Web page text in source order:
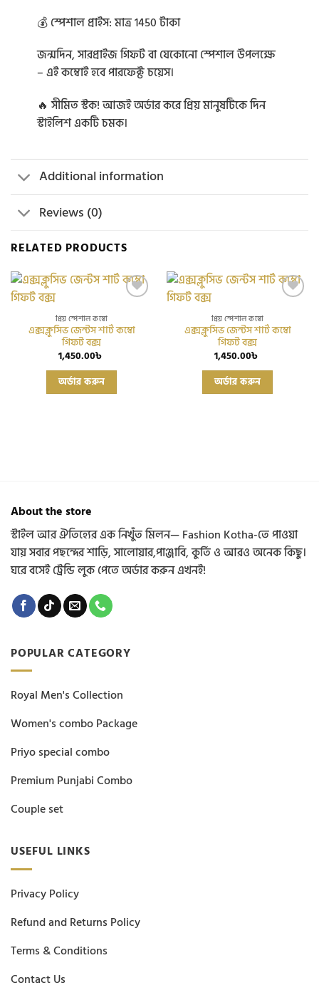
💰 স্পেশাল প্রাইস: মাত্র 1450 টাকা
জন্মদিন, সারপ্রাইজ গিফট বা যেকোনো স্পেশাল উপলক্ষে
– এই কম্বোই হবে পারফেক্ট চয়েস।
🔥 সীমিত স্টক! আজই অর্ডার করে প্রিয় মানুষটিকে দিন
স্টাইলিশ একটি চমক।
Additional information
Reviews (0)
RELATED PRODUCTS
প্রিয় স্পেশাল কম্বো
এক্সক্লুসিভ জেন্টস শার্ট কম্বো
গিফট বক্স
1,450.00৳
অর্ডার করুন
This
has
the
product
page
প্রিয় স্পেশাল কম্বো
এক্সক্লুসিভ জেন্টস শার্ট কম্বো
গিফট বক্স
1,450.00৳
অর্ডার করুন
This
has
the
product
page
About the store
স্টাইল আর ঐতিহ্যের এক নিখুঁত মিলন— Fashion Kotha-তে পাওয়া
যায় সবার পছন্দের শাড়ি, সালোয়ার,পাঞ্জাবি, কুর্তি ও আরও অনেক কিছু।
ঘরে বসেই ট্রেন্ডি লুক পেতে অর্ডার করুন এখনই!
POPULAR CATEGORY
Royal Men's Collection
Women's combo Package
Priyo special combo
Premium Punjabi Combo
Couple set
USEFUL LINKS
Privacy Policy
Refund and Returns Policy
Terms & Conditions
Contact Us